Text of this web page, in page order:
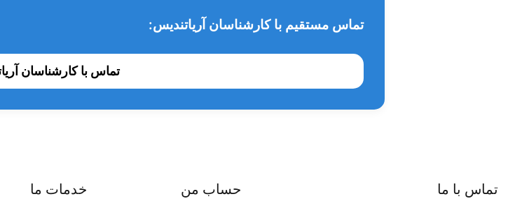
تماس مستقیم با کارشناسان آریاتندیس:
تماس با کارشناسان
تماس با ما حساب من خدمات ما